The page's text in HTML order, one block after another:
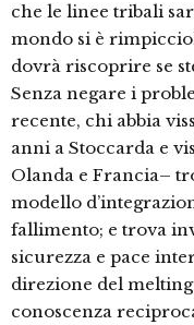
che le linee tribali
mondo si è
dovrà riscoprire se
Senza negare i
recente, chi abbia
anni a Stoccarda e
Olanda e Francia–
modello
fallimento; e trova
sicurezza e pace
direzione del
conoscenza